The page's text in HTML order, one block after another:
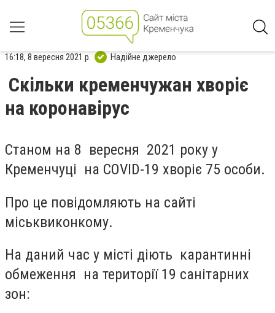
16:18, 8 вересня 2021 р. Надійне джерело
Скільки кременчужан хворіє
на коронавірус
Станом на 8 вересня 2021 року у
Кременчуці на COVID-19 хворіє 75 особи.
Про це повідомляють на сайті
міськвиконкому.
На даний час у місті діють карантинні
обмеження на території 19 санітарних
зон: